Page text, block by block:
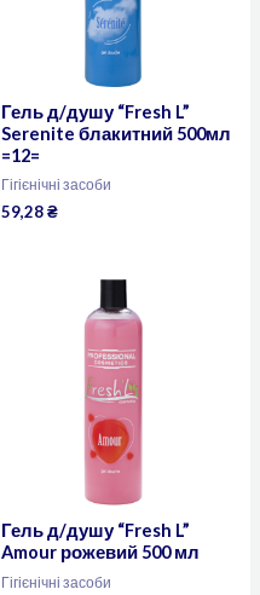
Гель д/душу “Fresh L”
Serenite блакитний 500мл
=12=
Гігієнічні засоби
59,28₴
Гель д/душу “Fresh L”
Amour рожевий 500 мл
Гігієнічні засоби